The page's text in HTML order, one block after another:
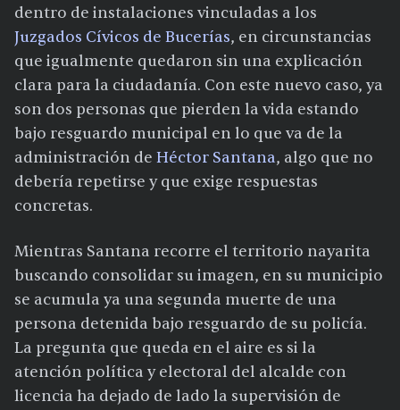
dentro de instalaciones vinculadas a los
Juzgados Cívicos de Bucerías, en circunstancias
que igualmente quedaron sin una explicación
clara para la ciudadanía. Con este nuevo caso, ya
son dos personas que pierden la vida estando
bajo resguardo municipal en lo que va de la
administración de Héctor Santana, algo que no
debería repetirse y que exige respuestas
concretas.
Mientras Santana recorre el territorio nayarita
buscando consolidar su imagen, en su municipio
se acumula ya una segunda muerte de una
persona detenida bajo resguardo de su policía.
La pregunta que queda en el aire es si la
atención política y electoral del alcalde con
licencia ha dejado de lado la supervisión de